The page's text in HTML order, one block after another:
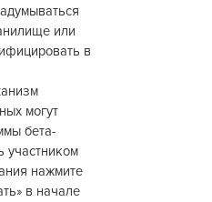
или
в
могут
бета-
участником
нажмите
в начале